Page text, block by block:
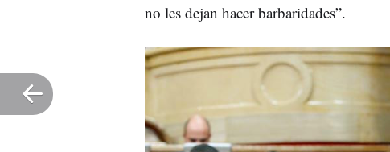
no les dejan hacer barbaridades”.